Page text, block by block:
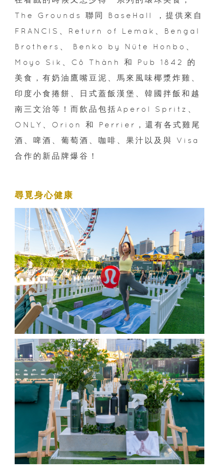
The Grounds 聯同 BaseHall ，提供來自
FRANCIS、Return of Lemak、Bengal
Brothers、 Benko by Nüte Honbo、
Moyo Sik、Cô Thành 和 Pub 1842 的
美食，有奶油鷹嘴豆泥、馬來風味椰漿炸雞、
印度小食捲餅、日式蓋飯漢堡、韓國拌飯和越
南三文治等！而飲品包括Aperol Spritz、
ONLY、Orion 和 Perrier，還有各式雞尾
酒、啤酒、葡萄酒、咖啡、果汁以及與 Visa
合作的新品牌爆谷！
尋覓身心健康